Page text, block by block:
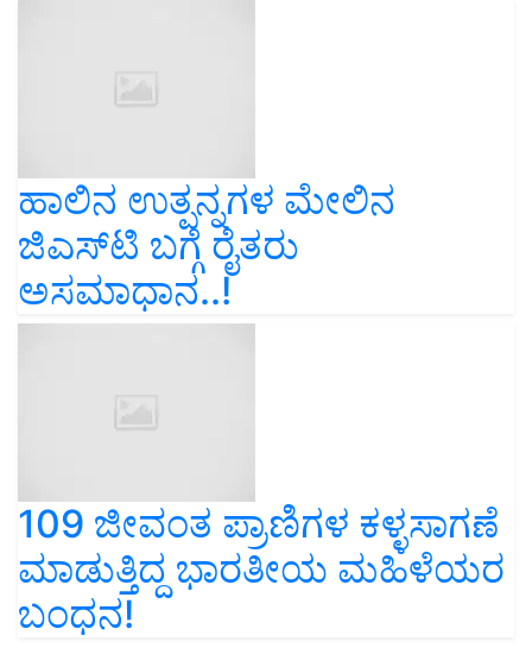
ಹಾಲಿನ ಉತ್ಪನ್ನಗಳ ಮೇಲಿನ
ಜಿಎಸ್‌ಟಿ ಬಗ್ಗೆ ರೈತರು
ಅಸಮಾಧಾನ..!
109 ಜೀವಂತ ಪ್ರಾಣಿಗಳ ಕಳ್ಳಸಾಗಣೆ
ಮಾಡುತ್ತಿದ್ದ ಭಾರತೀಯ ಮಹಿಳೆಯರ
ಬಂಧನ!